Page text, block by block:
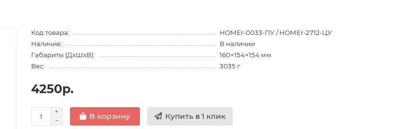
Код товара:
HOMEr-0033-ПУ / HOMEr-2712-ЦУ
Наличие:
В наличии
Габариты (ДхШхВ):
160×154×154 мм
Вес:
3035 г
4250р.
В корзину Купить в 1 клик